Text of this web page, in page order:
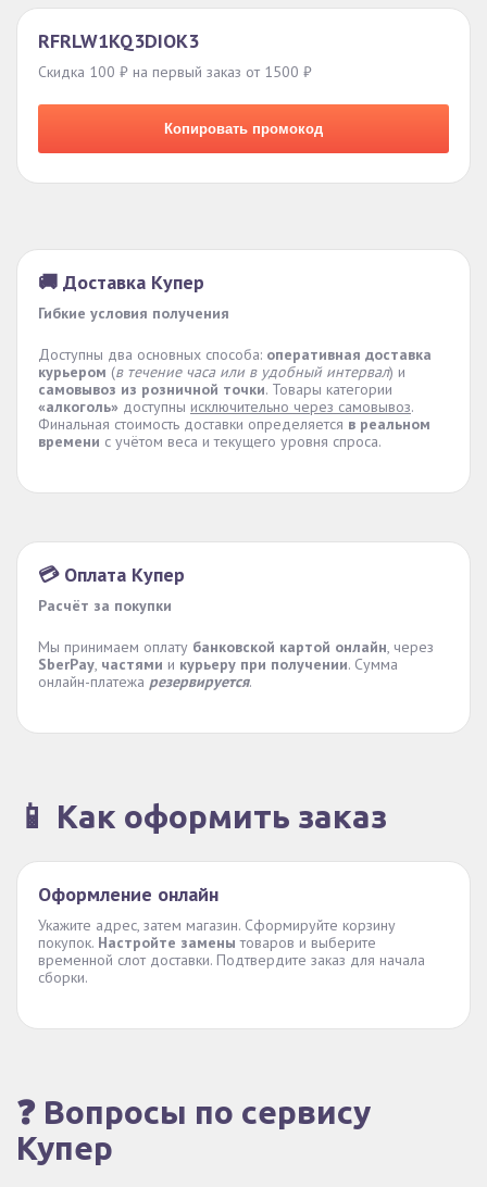
RFRLW1KQ3DIOK3
Скидка 100 ₽ на первый заказ от 1500 ₽
Копировать промокод
🚚 Доставка Купер
Гибкие условия получения
Доступны два основных способа: оперативная доставка
курьером (в течение часа или в удобный интервал) и
самовывоз из розничной точки. Товары категории
«алкоголь» доступны исключительно через самовывоз.
Финальная стоимость доставки определяется в реальном
времени с учётом веса и текущего уровня спроса.
💳 Оплата Купер
Расчёт за покупки
Мы принимаем оплату банковской картой онлайн, через
SberPay, частями и курьеру при получении. Сумма
онлайн-платежа резервируется.
📱 Как оформить заказ
Оформление онлайн
Укажите адрес, затем магазин. Сформируйте корзину
покупок. Настройте замены товаров и выберите
временной слот доставки. Подтвердите заказ для начала
сборки.
❓ Вопросы по сервису
Купер